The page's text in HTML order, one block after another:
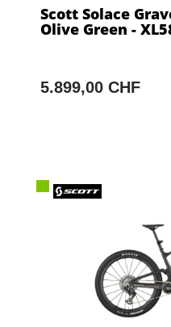
Scott Solace
Olive Green -
5.899,00 CHF